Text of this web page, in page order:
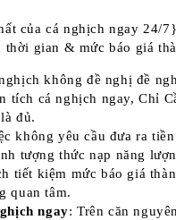
của cá nghịch ngay 24/
gian & mức báo giá
không đề nghị đề
tích cá nghịch ngay, Chỉ
đủ.
không yêu cầu đưa ra
tượng thức nạp năng
tiết kiệm mức báo giá
quan tâm.
ngay: Trên căn